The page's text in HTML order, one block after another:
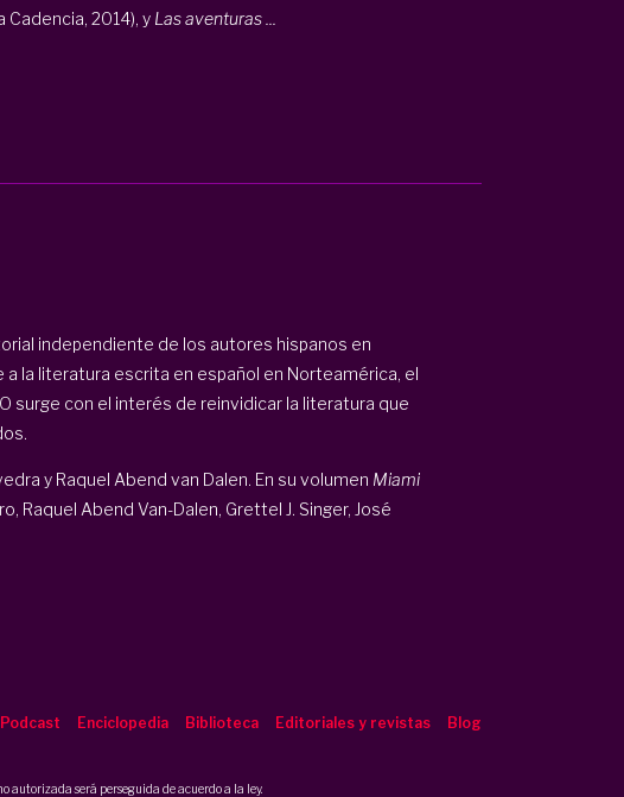
Cadencia, 2014), y Las aventuras ...
independiente de los autores hispanos en
la literatura escrita en español en Norteamérica, el
surge con el interés de reinvidicar la literatura que
y Raquel Abend van Dalen. En su volumen Miami
Raquel Abend Van-Dalen, Grettel J. Singer, José
Podcast Enciclopedia Biblioteca Editoriales y revistas Blog
será perseguida de acuerdo a la ley.